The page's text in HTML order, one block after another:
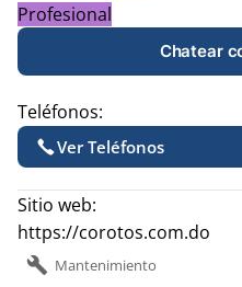
Profesional
Chatear
Teléfonos:
Ver Teléfonos
Sitio web:
https://corotos.com.do
build Mantenimiento